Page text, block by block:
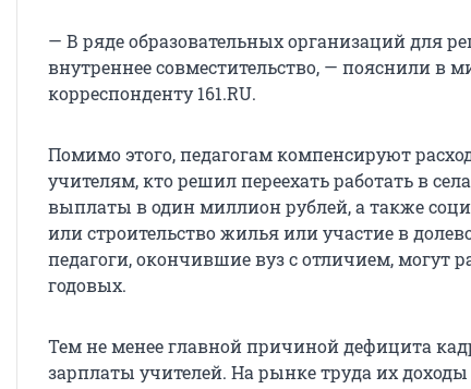
— В ряде образовательных организаций для
внутреннее совместительство, — пояснили в
корреспонденту 161.RU.
Помимо этого, педагогам компенсируют
учителям, кто решил переехать работать в
выплаты в один миллион рублей, а также
или строительство жилья или участие в
педагоги, окончившие вуз с отличием, могут
годовых.
Тем не менее главной причиной дефицита
зарплаты учителей. На рынке труда их